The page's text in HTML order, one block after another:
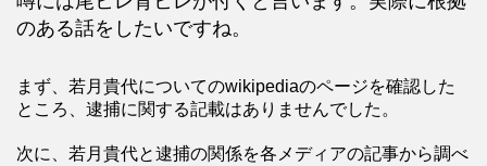
のある話をしたいですね。
まず、若月貴代についてのwikipediaのページを確認した
ところ、逮捕に関する記載はありませんでした。
次に、若月貴代と逮捕の関係を各メディアの記事から調べ